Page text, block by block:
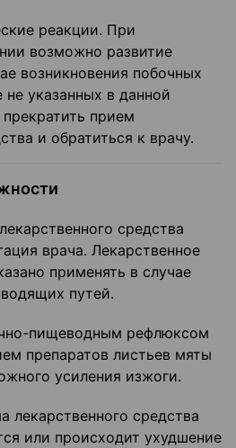
реакции. При
возможно развитие
возникновения побочных
указанных в данной
прием
и обратиться к врачу.
средства
врача. Лекарственное
применять в случае
путей.
пищеводным рефлюксом
препаратов листьев мяты
усиления изжоги.
лекарственного средства
или происходит ухудшение